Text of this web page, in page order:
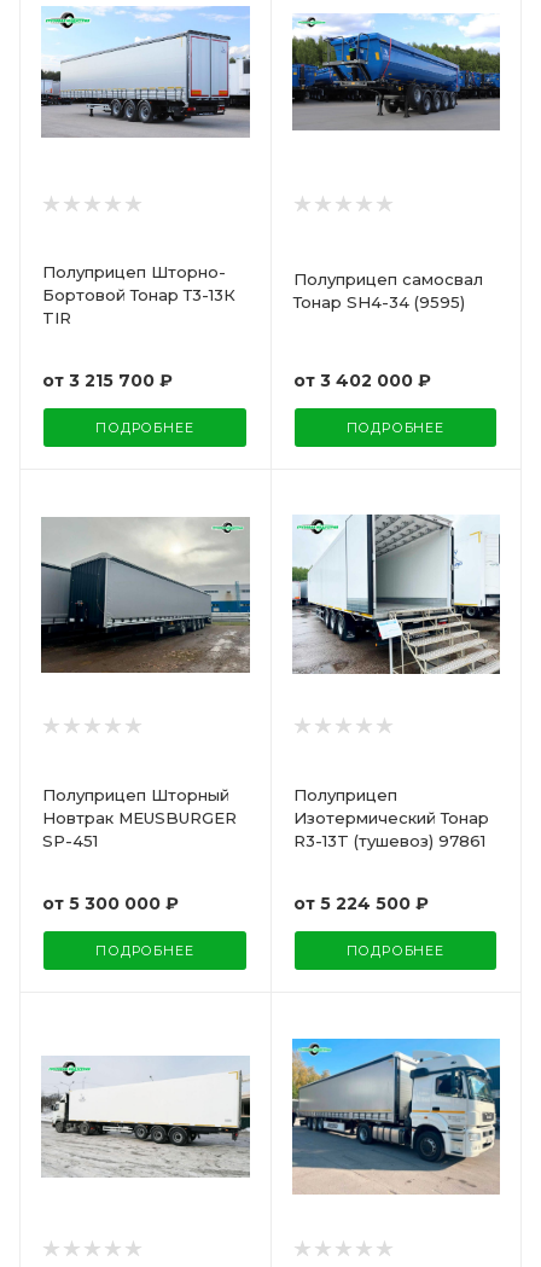
Полуприцеп Шторно-
Бортовой Тонар Т3-13К
TIR
от 3 215 700 ₽
ПОДРОБНЕЕ
Полуприцеп самосвал
Тонар SH4-34 (9595)
от 3 402 000 ₽
ПОДРОБНЕЕ
Полуприцеп Шторный
Новтрак MEUSBURGER
SP-451
от 5 300 000 ₽
ПОДРОБНЕЕ
Полуприцеп
Изотермический Тонар
R3-13T (тушевоз) 97861
от 5 224 500 ₽
ПОДРОБНЕЕ